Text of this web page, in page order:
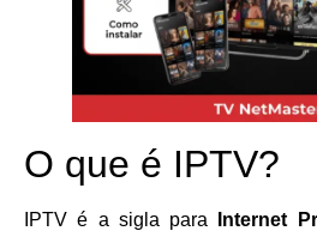
O que é IPTV?
IPTV é a sigla para Internet